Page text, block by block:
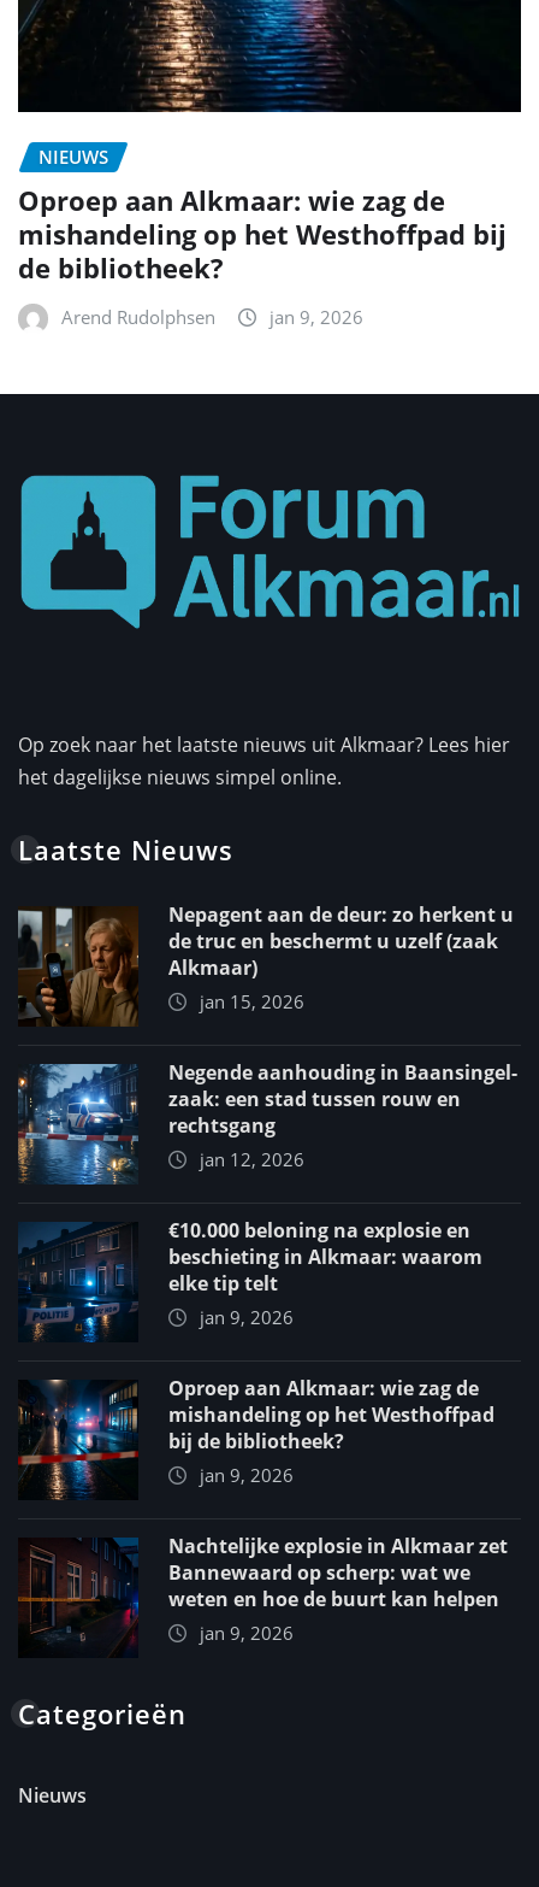
NIEUWS
Oproep aan Alkmaar: wie zag de
mishandeling op het Westhoffpad bij
de bibliotheek?
Arend Rudolphsen jan 9, 2026
Op zoek naar het laatste nieuws uit Alkmaar? Lees hier
het dagelijkse nieuws simpel online.
Laatste Nieuws
Nepagent aan de deur: zo herkent u
de truc en beschermt u uzelf (zaak
Alkmaar)
jan 15, 2026
Negende aanhouding in Baansingel-
zaak: een stad tussen rouw en
rechtsgang
jan 12, 2026
€10.000 beloning na explosie en
beschieting in Alkmaar: waarom
elke tip telt
jan 9, 2026
Oproep aan Alkmaar: wie zag de
mishandeling op het Westhoffpad
bij de bibliotheek?
jan 9, 2026
Nachtelijke explosie in Alkmaar zet
Bannewaard op scherp: wat we
weten en hoe de buurt kan helpen
jan 9, 2026
Categorieën
Nieuws